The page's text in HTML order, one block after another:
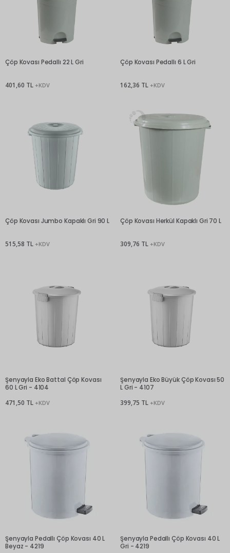
Çöp Kovası Pedallı 22 L Gri
401,60 TL +KDV
Çöp Kovası Pedallı 6 L Gri
162,36 TL +KDV
Çöp Kovası Jumbo Kapaklı Gri 90 L
515,58 TL +KDV
Çöp Kovası Herkül Kapaklı Gri 70 L
309,76 TL +KDV
Şenyayla Eko Battal Çöp Kovası
60 L Gri - 4104
471,50 TL +KDV
Şenyayla Eko Büyük Çöp Kovası 50
L Gri - 4107
399,75 TL +KDV
Şenyayla Pedallı Çöp Kovası 40 L
Beyaz - 4219
Şenyayla Pedallı Çöp Kovası 40 L
Gri - 4219